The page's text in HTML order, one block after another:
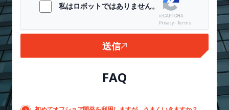
私はロボットではありません。
Privacy - Terms
送信
FAQ